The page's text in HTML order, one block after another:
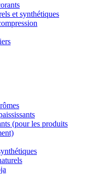
et synthétiques
(pour les produits